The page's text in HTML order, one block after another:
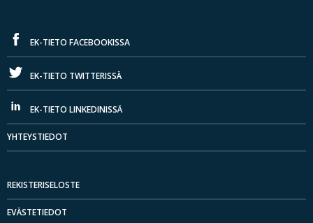
EK-TIETO FACEBOOKISSA
EK-TIETO TWITTERISSÄ
EK-TIETO LINKEDINISSÄ
YHTEYSTIEDOT
REKISTERISELOSTE
EVÄSTETIEDOT